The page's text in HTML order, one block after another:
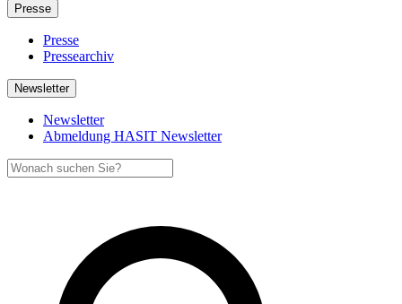
Presse
Presse
Pressearchiv
Newsletter
Newsletter
Abmeldung HASIT Newsletter